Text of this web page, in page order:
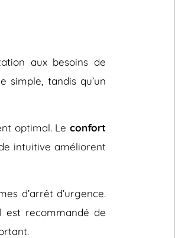
aux besoins de
simple, tandis qu’un
optimal. Le confort
intuitive améliorent
d’arrêt d’urgence.
est recommandé de